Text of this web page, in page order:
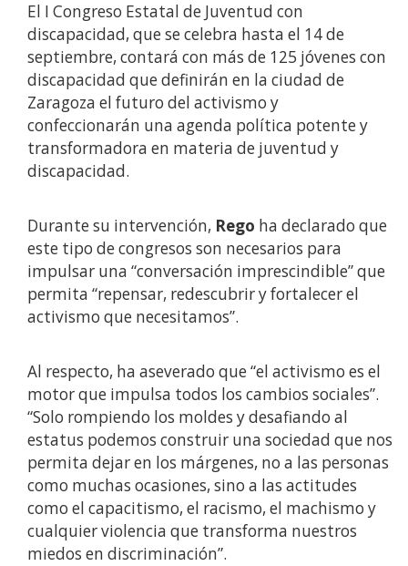
El I Congreso Estatal de Juventud con
discapacidad, que se celebra hasta el 14 de
septiembre, contará con más de 125 jóvenes con
discapacidad que definirán en la ciudad de
Zaragoza el futuro del activismo y
confeccionarán una agenda política potente y
transformadora en materia de juventud y
discapacidad.
Durante su intervención, Rego ha declarado que
este tipo de congresos son necesarios para
impulsar una “conversación imprescindible” que
permita “repensar, redescubrir y fortalecer el
activismo que necesitamos”.
Al respecto, ha aseverado que “el activismo es el
motor que impulsa todos los cambios sociales”.
“Solo rompiendo los moldes y desafiando al
estatus podemos construir una sociedad que nos
permita dejar en los márgenes, no a las personas
como muchas ocasiones, sino a las actitudes
como el capacitismo, el racismo, el machismo y
cualquier violencia que transforma nuestros
miedos en discriminación”.